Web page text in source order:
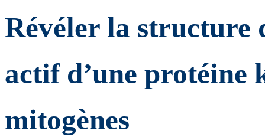
Révéler la structure
actif d’une protéine
mitogènes